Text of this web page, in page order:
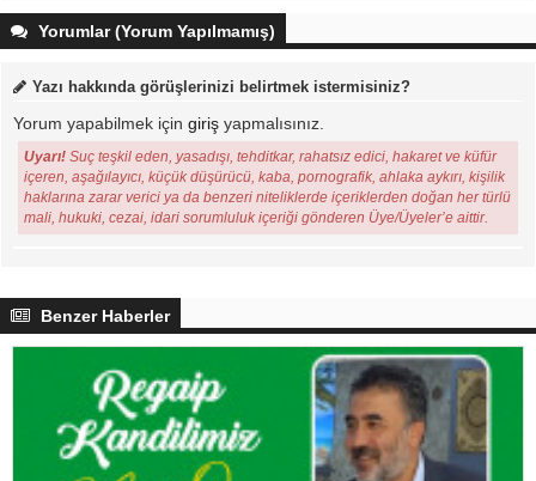
Yorumlar (Yorum Yapılmamış)
Yazı hakkında görüşlerinizi belirtmek istermisiniz?
Yorum yapabilmek için giriş yapmalısınız.
Uyarı! Suç teşkil eden, yasadışı, tehditkar, rahatsız edici, hakaret ve küfür
içeren, aşağılayıcı, küçük düşürücü, kaba, pornografik, ahlaka aykırı, kişilik
haklarına zarar verici ya da benzeri niteliklerde içeriklerden doğan her türlü
mali, hukuki, cezai, idari sorumluluk içeriği gönderen Üye/Üyeler’e aittir.
Benzer Haberler